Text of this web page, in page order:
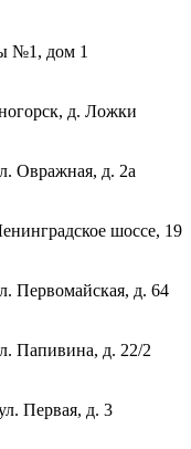
№1, дом 1
д. Ложки
Овражная, д. 2а
шоссе, 19
Первомайская, д. 64
Папивина, д. 22/2
Первая, д. 3